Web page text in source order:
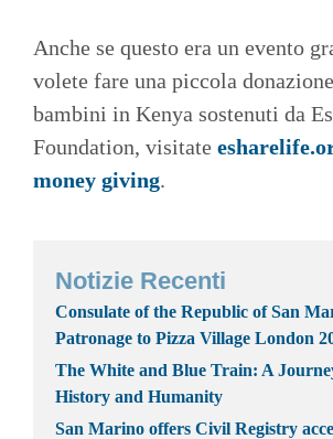
Anche se questo era un evento
volete fare una piccola
bambini in Kenya sostenuti da
Foundation, visitate
money giving.
Notizie Recenti
Consulate of the Republic of San
Patronage to Pizza Village London
The White and Blue Train: A
History and Humanity
San Marino offers Civil Registry